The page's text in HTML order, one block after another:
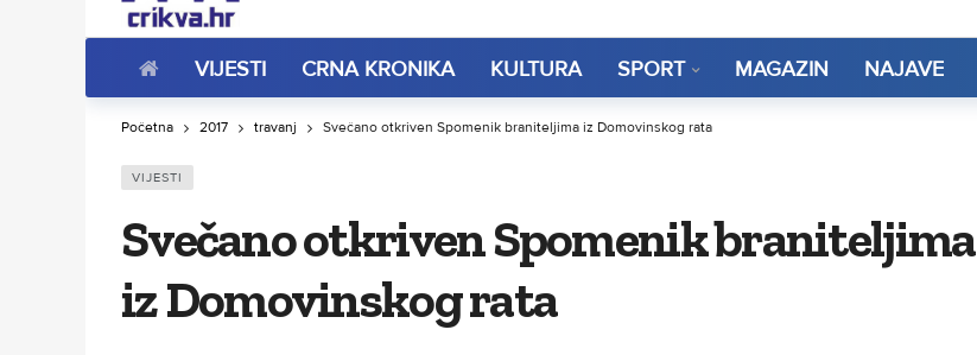
VIJESTI CRNA KRONIKA KULTURA SPORT MAGAZIN NAJAVE
Početna 2017 travanj Svečano otkriven Spomenik braniteljima iz Domovinskog rata
VIJESTI
Svečano otkriven Spomenik braniteljima
iz Domovinskog rata